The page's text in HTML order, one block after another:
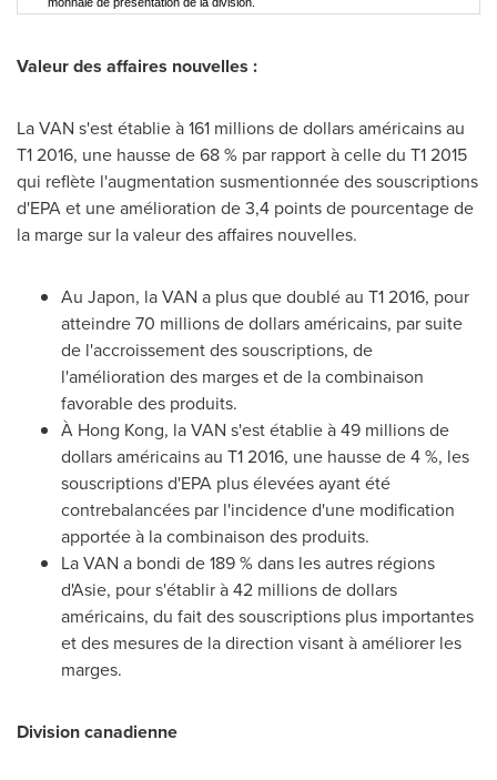
Valeur des affaires nouvelles :
La VAN s'est établie à 161 millions de dollars américains au
T1 2016, une hausse de 68 % par rapport à celle du T1 2015
qui reflète l'augmentation susmentionnée des souscriptions
d'EPA et une amélioration de 3,4 points de pourcentage de
la marge sur la valeur des affaires nouvelles.
Au Japon, la VAN a plus que doublé au T1 2016, pour
atteindre 70 millions de dollars américains, par suite
de l'accroissement des souscriptions, de
l'amélioration des marges et de la combinaison
favorable des produits.
À Hong Kong, la VAN s'est établie à 49 millions de
dollars américains au T1 2016, une hausse de 4 %, les
souscriptions d'EPA plus élevées ayant été
contrebalancées par l'incidence d'une modification
apportée à la combinaison des produits.
La VAN a bondi de 189 % dans les autres régions
d'Asie, pour s'établir à 42 millions de dollars
américains, du fait des souscriptions plus importantes
et des mesures de la direction visant à améliorer les
marges.
Division canadienne